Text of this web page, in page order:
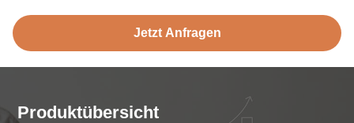
Jetzt Anfragen
Produktübersicht